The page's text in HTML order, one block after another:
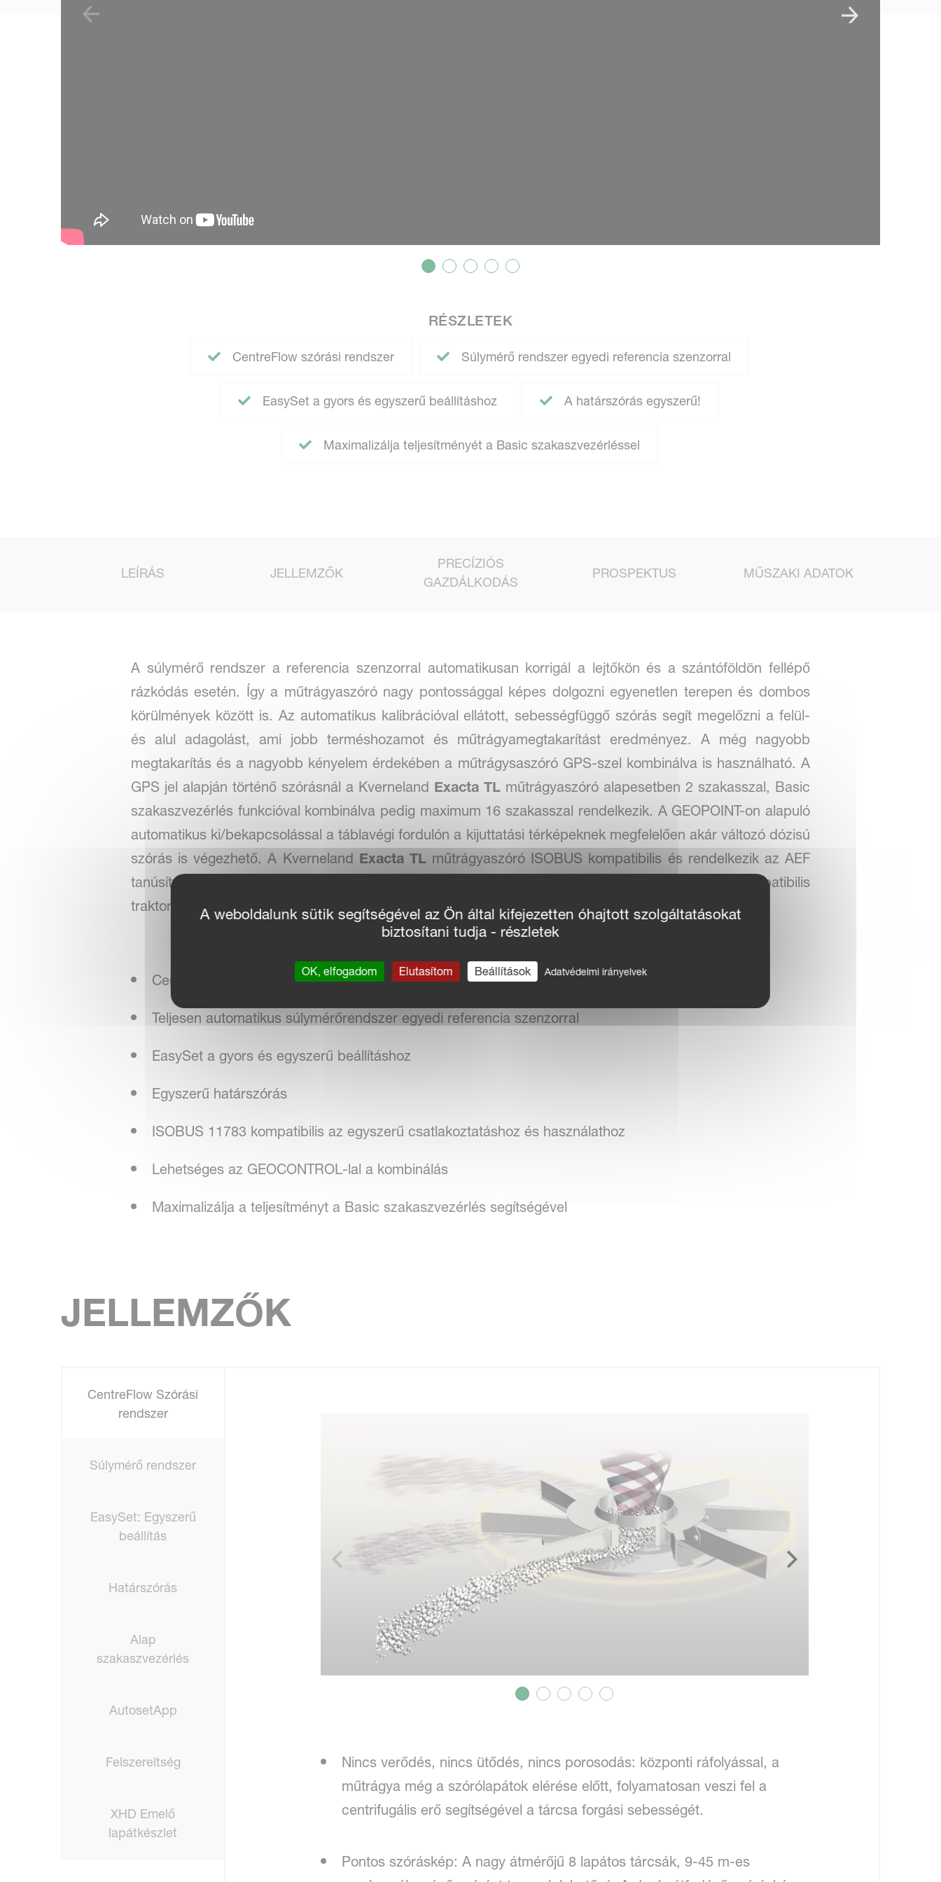
RÉSZLETEK
CentreFlow szórási rendszer Súlymérő rendszer egyedi referencia szenzorral
EasySet a gyors és egyszerű beállításhoz A határszórás egyszerű!
Maximalizálja teljesítményét a Basic szakaszvezérléssel
LEÍRÁS JELLEMZŐK
PRECÍZIÓS
GAZDÁLKODÁS
PROSPEKTUS MŰSZAKI ADATOK
A súlymérő rendszer a referencia szenzorral automatikusan korrigál a lejtőkön és a szántóföldön fellépő
rázkódás esetén. Így a műtrágyaszóró nagy pontossággal képes dolgozni egyenetlen terepen és dombos
körülmények között is. Az automatikus kalibrációval ellátott, sebességfüggő szórás segít megelőzni a felül-
és alul adagolást, ami jobb terméshozamot és műtrágyamegtakarítást eredményez. A még nagyobb
megtakarítás és a nagyobb kényelem érdekében a műtrágysaszóró GPS-szel kombinálva is használható. A
GPS jel alapján történő szórásnál a Kverneland Exacta TLműtrágyaszóró alapesetben 2 szakasszal, Basic
szakaszvezérlés funkcióval kombinálva pedig maximum 16 szakasszal rendelkezik. A GEOPOINT-on alapuló
automatikus ki/bekapcsolással a táblavégi fordulón a kijuttatási térképeknek megfelelően akár változó dózisú
szórás is végezhető. A Kverneland Exacta TLműtrágyaszóró ISOBUS kompatibilis és rendelkezik az AEF
tanúsítványával. A műtrágyaszóró a Tellus 1200, Tellus 700 vagy bármely más ISOBUS-kompatibilis
traktorterminállal működtethető.
CentreFlow szórási rendszer
Teljesen automatikus súlymérőrendszer egyedi referencia szenzorral
EasySet a gyors és egyszerű beállításhoz
Egyszerű határszórás
ISOBUS 11783 kompatibilis az egyszerű csatlakoztatáshoz és használathoz
Lehetséges az GEOCONTROL-lal a kombinálás
Maximalizálja a teljesítményt a Basic szakaszvezérlés segítségével
JELLEMZŐK
CentreFlow Szórási
rendszer
Súlymérő rendszer
EasySet: Egyszerű
beállítás
Határszórás
Alap
szakaszvezérlés
AutosetApp
Felszereltség
XHD Emelő
lapátkészlet
Nincs verődés, nincs ütődés, nincs porosodás: központi ráfolyással, a
műtrágya még a szórólapátok elérése előtt, folyamatosan veszi fel a
centrifugális erő segítségével a tárcsa forgási sebességét.
Pontos szóráskép: A nagy átmérőjű 8 lapátos tárcsák, 9-45 m-es
A weboldalunk sütik segítségével az Ön által kifejezetten óhajtott szolgáltatásokat
biztosítani tudja - részletek
OK, elfogadom Elutasítom Beállítások Adatvédelmi irányelvek